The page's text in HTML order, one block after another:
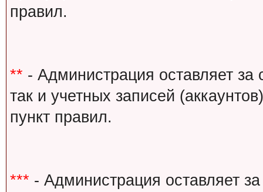
правил.
** - Администрация оставляет
так и учетных записей
пункт правил.
*** - Администрация оставляет